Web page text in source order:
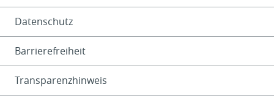
Datenschutz
Barrierefreiheit
Transparenzhinweis